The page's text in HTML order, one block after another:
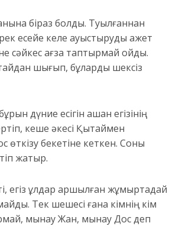
біраз болды. Туылғаннан
есейе келе ауыстыруды қажет
сәйкес ағза таптырмай қойды.
шығып, бұларды шексіз
дүние есігін ашқан егізінің
кеше әкесі Қытаймен
өткізу бекетіне кеткен. Соны
жатыр.
егіз ұлдар аршылған жұмыртқадай
Тек шешесі ғана кімнің кім
мынау Жан, мынау Дос деп